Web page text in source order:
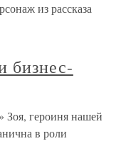
из рассказа
бизнес-
Зоя, героиня нашей
в роли